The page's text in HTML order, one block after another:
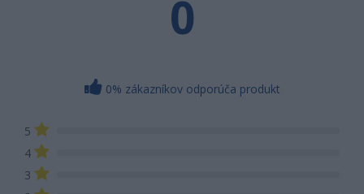
0
0% zákazníkov odporúča produkt
5
4
3